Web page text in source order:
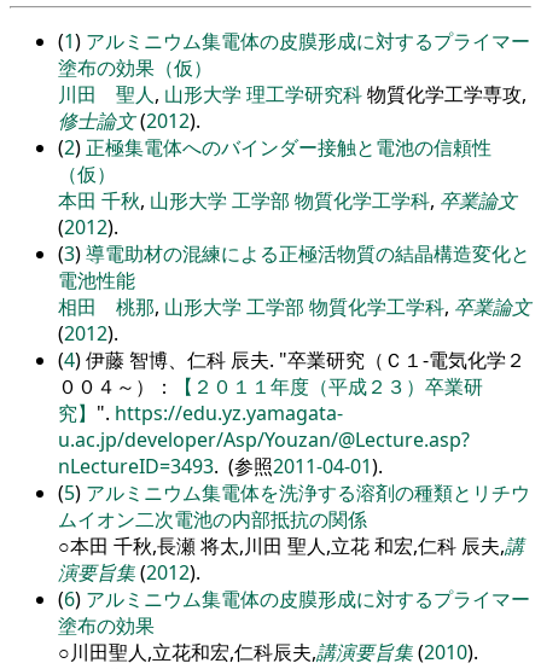
(1) アルミニウム集電体の皮膜形成に対するプライマー
塗布の効果（仮）
川田 聖人, 山形大学 理工学研究科物質化学工学専攻,
修士論文(2012).
(2) 正極集電体へのバインダー接触と電池の信頼性
（仮）
本田 千秋, 山形大学 工学部 物質化学工学科, 卒業論文
(2012).
(3)導電助材の混練による正極活物質の結晶構造変化と
電池性能
相田 桃那, 山形大学 工学部 物質化学工学科, 卒業論文
(2012).
(4) 伊藤 智博、仁科 辰夫. 卒業研究（Ｃ１-電気化学２
００４～）：
【２０１１年度（平成２３）卒業研
究】
. https://edu.yz.yamagata-
u.ac.jp/developer/Asp/Youzan/@Lecture.asp?
nLectureID=3493. (参照2011-04-01).
(5) アルミニウム集電体を洗浄する溶剤の種類とリチウ
ムイオン二次電池の内部抵抗の関係
○本田 千秋,長瀬 将太,川田 聖人,立花 和宏,仁科 辰夫,講
演要旨集(2012).
(6) アルミニウム集電体の皮膜形成に対するプライマー
塗布の効果
○川田聖人,立花和宏,仁科辰夫,講演要旨集(2010).